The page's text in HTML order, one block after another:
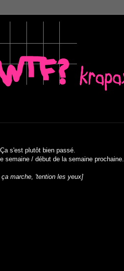
Ça s'est plutôt bien passé.
semaine / début de la semaine prochaine.
marche, 'tention les yeux]